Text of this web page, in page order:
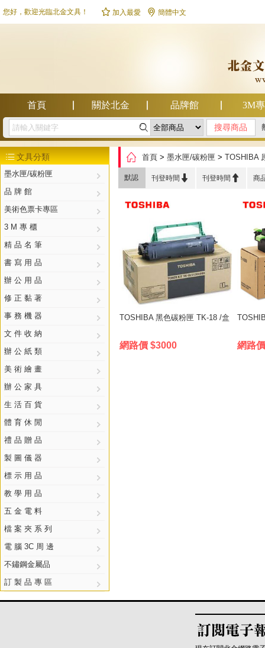
您好，歡迎光臨北金文具！  加入最愛  簡體中文
首頁 關於北金 品牌館 3M
幫助中心 
文具分類
墨水匣/碳粉匣
品 牌 館
美術色票卡專區
3 M 專 櫃
精 品 名 筆
書 寫 用 品
辦 公 用 品
修 正 黏 著
事 務 機 器
文 件 收 納
辦 公 紙 類
美 術 繪 畫
辦 公 家 具
生 活 百 貨
體 育 休 閒
禮 品 贈 品
製 圖 儀 器
標 示 用 品
教 學 用 品
五 金 電 料
檔 案 夾 系 列
電 腦 3C 周 邊
不鏽鋼金屬品
訂 製 品 專 區
 首頁 > 墨水匣/碳粉匣 > TOSHIBA
默認 刊登時間  刊登時間  商
TOSHIBA 黑色碳粉匣 TK-18 /盒
網路價 $3000 網路